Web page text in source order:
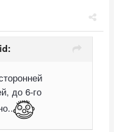
до 6-го